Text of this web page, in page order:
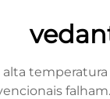
alta